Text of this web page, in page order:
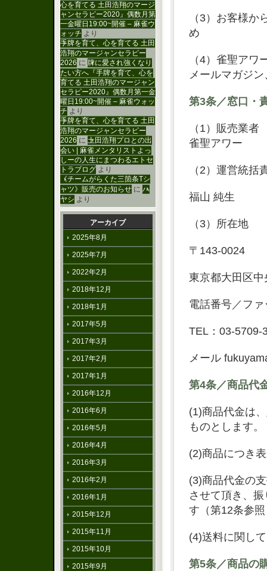
（3）お客様
め
（4）雀聖ア
メールマガジ
第3条／窓口・
（1）販売業者
雀聖アワー
（2）運営統括
福山 純生
（3）所在地
〒143-0024
東京都大田区中
電話番号／フ
TEL：03-
メール
第4条／商品代
(1)商品代金は
ものとします。
(2)商品につき
(3)商品代金の
させて頂き、
す（第12条参
(4)送料に関し
第5条／商品の
心を育てる 土田浩翔のマージ
ャンセラピー2020』偶数月第
一金曜日19:00~開催 – 麻雀ウ
ォッチ より
手牌を育て、心を育てる 土田
浩翔のマージャンセラピー
2026 に 牌に愛され強くなり
たい方へ『手牌を育て、心を
育てる 土田浩翔のマージャン
セラピー2020』偶数月第一金
曜日19:00~開催 – 麻雀ウォッ
チ より
手牌を育て、心を育てる 土田
浩翔のマージャンセラピー
2026 に 土田浩翔プロとの出
会い | 麻雀メンタリストよっ
しーの人生にまつわるエトセ
トラブログ より
《チームがらくた三箇条Tシ
ャツ》販売のお知らせ に ハ
ヤシ より
アーカイブ
2025年8月
2025年7月
2022年2月
2018年12月
2018年1月
2017年5月
2017年3月
2017年2月
2017年1月
2016年12月
2016年6月
2016年5月
2016年4月
2016年3月
2016年2月
2016年1月
2015年12月
2015年11月
2015年10月
2015年9月